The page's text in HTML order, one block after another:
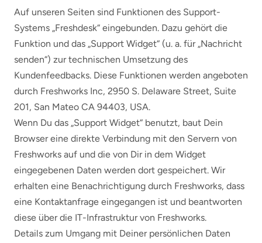
Auf unseren Seiten sind Funktionen des Support-
Systems „Freshdesk“ eingebunden. Dazu gehört die
Funktion und das „Support Widget“ (u. a. für „Nachricht
senden“) zur technischen Umsetzung des
Kundenfeedbacks. Diese Funktionen werden angeboten
durch Freshworks Inc, 2950 S. Delaware Street, Suite
201, San Mateo CA 94403, USA.
Wenn Du das „Support Widget“ benutzt, baut Dein
Browser eine direkte Verbindung mit den Servern von
Freshworks auf und die von Dir in dem Widget
eingegebenen Daten werden dort gespeichert. Wir
erhalten eine Benachrichtigung durch Freshworks, dass
eine Kontaktanfrage eingegangen ist und beantworten
diese über die IT-Infrastruktur von Freshworks.
Details zum Umgang mit Deiner persönlichen Daten